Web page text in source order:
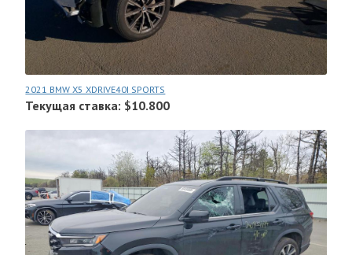
2021 BMW X5 XDRIVE40I SPORTS
Текущая ставка: $10.800